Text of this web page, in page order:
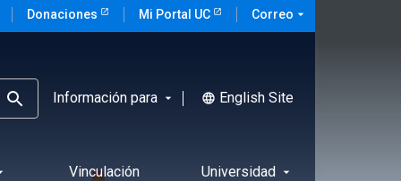
Donaciones Mi Portal UC Correo arrow_drop_down
Información para arrow_drop_down language English Site
Vinculación Universidad arrow_drop_down